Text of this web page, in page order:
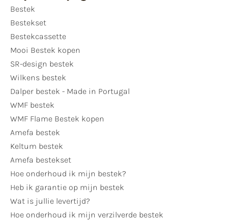
Bestek
Bestekset
Bestekcassette
Mooi Bestek kopen
SR-design bestek
Wilkens bestek
Dalper bestek - Made in Portugal
WMF bestek
WMF Flame Bestek kopen
Amefa bestek
Keltum bestek
Amefa bestekset
Hoe onderhoud ik mijn bestek?
Heb ik garantie op mijn bestek
Wat is jullie levertijd?
Hoe onderhoud ik mijn verzilverde bestek